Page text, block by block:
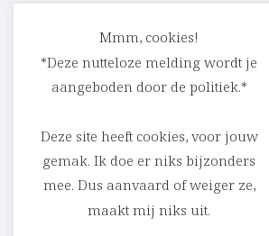
Schrijf ik straks mee aan jouw verhaal? Met
heel graag op
cedric@parlevink.be
SOCIAL
Facebook
Instagram
Linkedin
Mmm, cookies!
*Deze nutteloze melding wordt je
aangeboden door de politiek.*
Deze site heeft cookies, voor jouw
gemak. Ik doe er niks bijzonders
mee. Dus aanvaard of weiger ze,
maakt mij niks uit.